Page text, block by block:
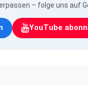
– folge uns auf
YouTube